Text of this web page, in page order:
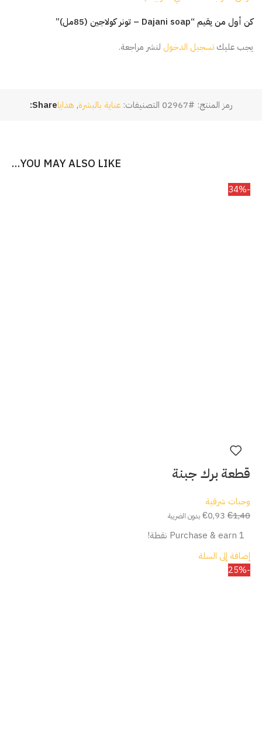
كن أول من يقيم “Dajani soap – تونر كولاجين (85مل)”
يجب عليك تسجيل الدخول لنشر مراجعة.
رمز المنتج: #02967 التصنيفات: عناية بالبشرة, هداياShare:
YOU MAY ALSO LIKE…
-34%
قطعة برك جبنة
وجبات شرقية
€1,40
€0,93 بدون الضريبة
Purchase & earn 1 نقطة!
إضافة إلى السلة
-25%